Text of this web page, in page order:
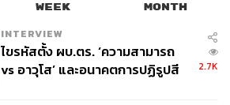
WEEK MONTH
INTERVIEW
ไขรหัสตั้ง ผบ.ตร. ‘ความสามารถ
vs อาวุโส’ และอนาคตการปฏิรูปสี
2.7K